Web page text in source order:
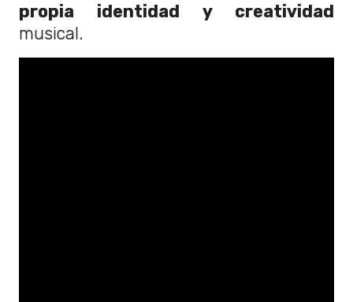
propia identidad y creatividad
musical.